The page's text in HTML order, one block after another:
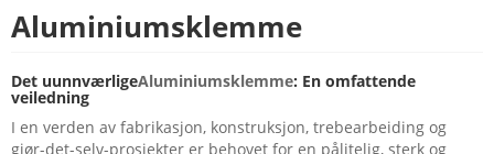
Aluminiumsklemme
Det uunnværligeAluminiumsklemme: En omfattende
veiledning
I en verden av fabrikasjon, konstruksjon, trebearbeiding og
gjør-det-selv-prosjekter er behovet for en pålitelig, sterk og